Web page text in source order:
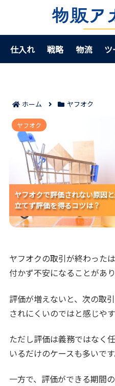
仕入れ 戦略 物流 ツ
ホーム ヤフオク
ヤフオクで評価されない原
ヤフオクで評価されない原因
立てず評価を得るコツは？
ヤフオクで評価されない原因
立てず評価を得るコツは？
ヤフオクで評価されない原因
立てず評価を得るコツは？
ヤフオク
ヤフオクの取引が終わった
付かず不安になることがあり
評価が増えないと、次の取
されにくいのではと感じやす
ただし評価は義務ではなく
いるだけのケースも多いです
一方で、評価ができる期間